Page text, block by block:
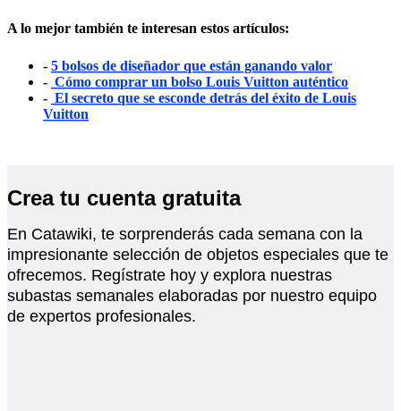
A lo mejor también te interesan estos artículos:
- 5 bolsos de diseñador que están ganando valor
- Cómo comprar un bolso Louis Vuitton auténtico
- El secreto que se esconde detrás del éxito de Louis
Vuitton
Crea tu cuenta gratuita
En Catawiki, te sorprenderás cada semana con la
impresionante selección de objetos especiales que te
ofrecemos. Regístrate hoy y explora nuestras
subastas semanales elaboradas por nuestro equipo
de expertos profesionales.